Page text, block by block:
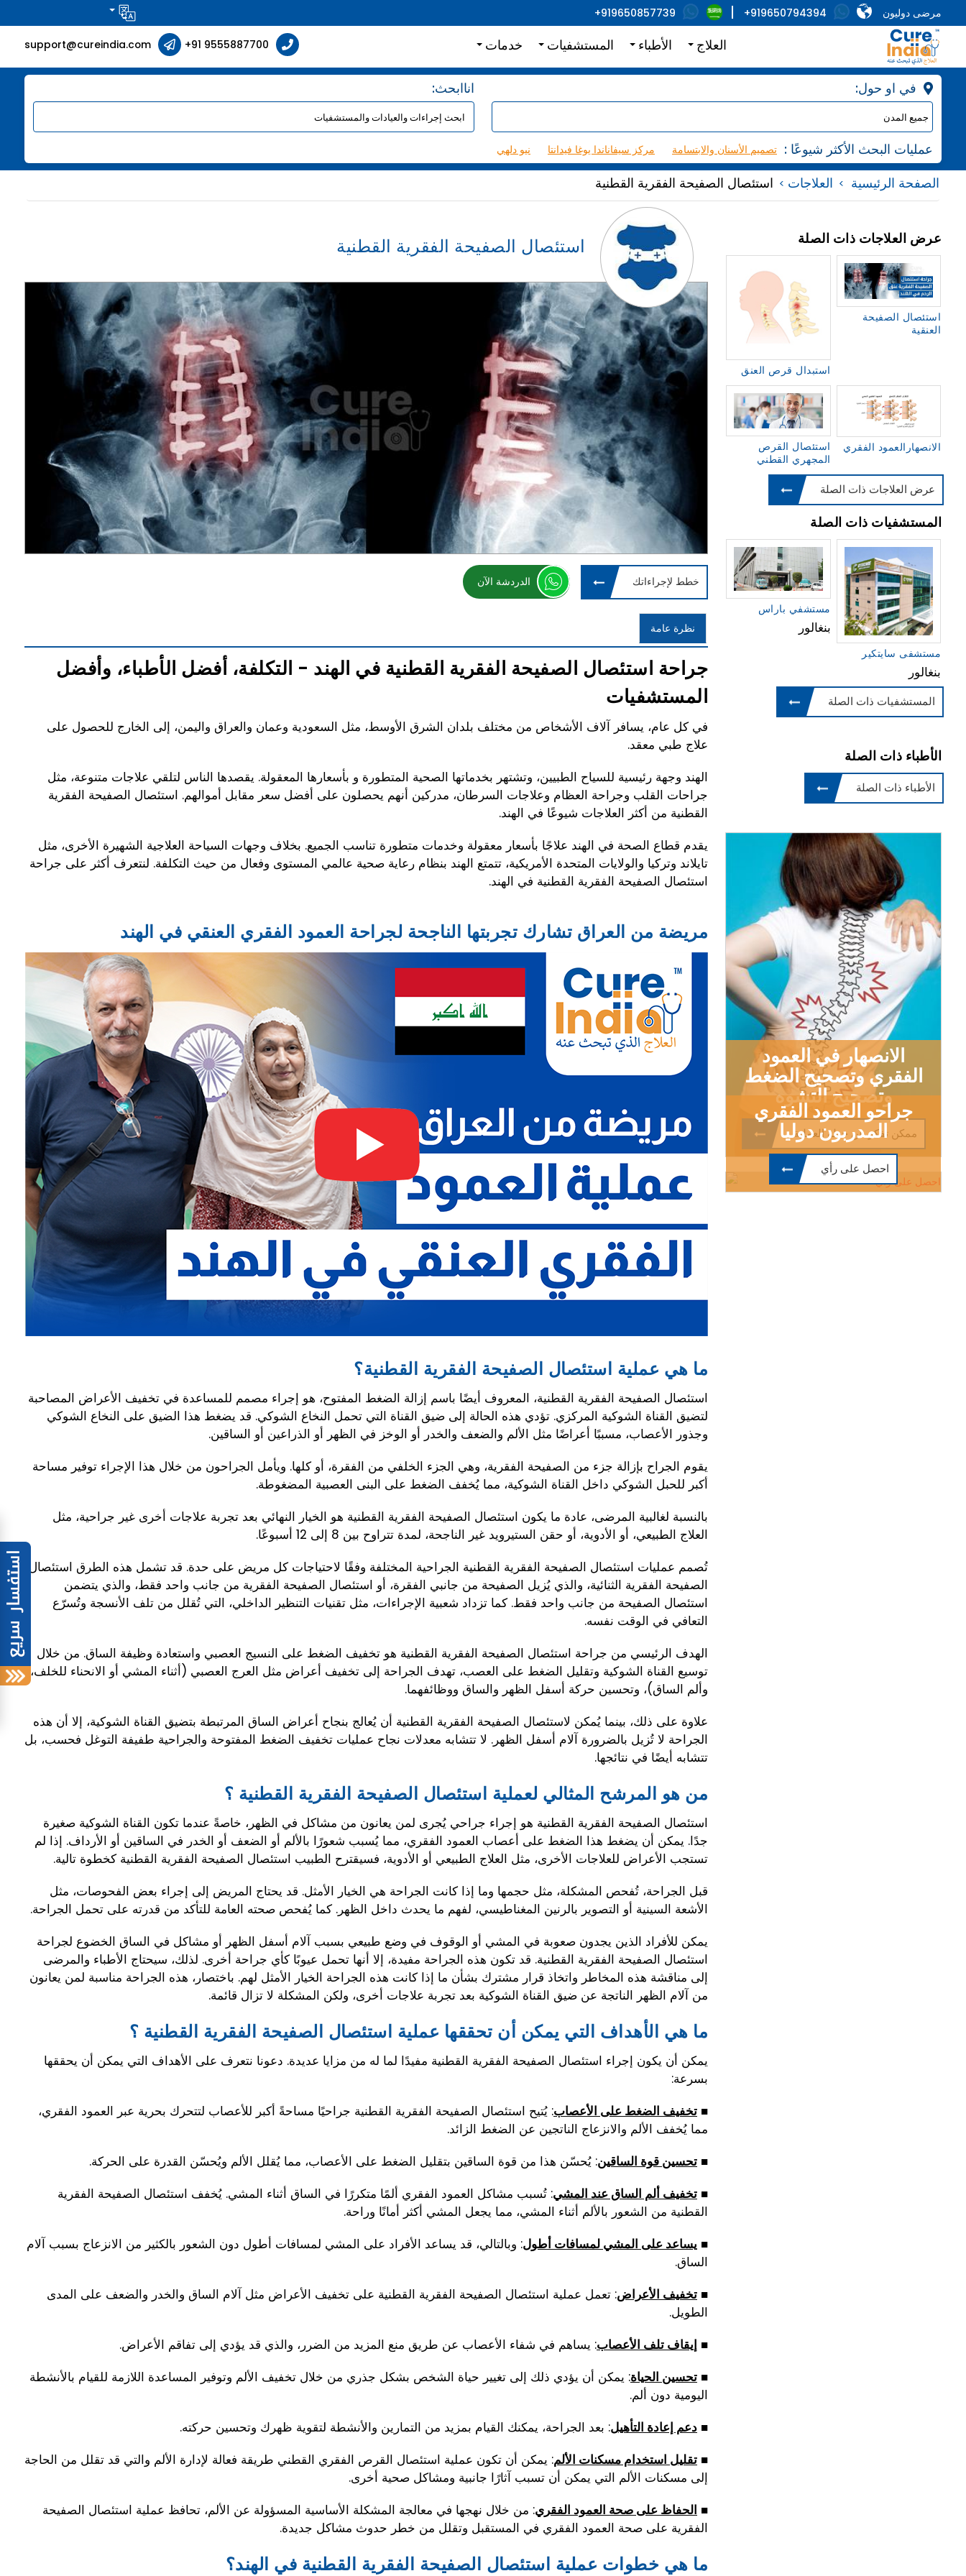
مرضى دوليون +919650794394
+919650857739
العلاج الأطباء المستشفيات خدمات support@cureindia.com +91 9555887700
:اناابحث
: عمليات البحث الأكثر شيوعًا نيو دلهي مركز سيفاناندا يوغا فيدانتا تصميم الأسنان والابتسامة
الصفحة الرئيسية العلاجات استئصال الصفيحة الفقرية القطنية
استئصال الصفيحة الفقرية القطنية
خطط لإجراءاتك الدردشة الآن
نظرة عامة
جراحة استئصال الصفيحة الفقرية القطنية في الهند - التكلفة، أفضل الأطباء، وأفضل
المستشفيات
في كل عام، يسافر آلاف الأشخاص من مختلف بلدان الشرق الأوسط، مثل السعودية وعمان والعراق واليمن، إلى الخارج للحصول على
علاج طبي معقد.
الهند وجهة رئيسية للسياح الطبيين، وتشتهر بخدماتها الصحية المتطورة و بأسعارها المعقولة. يقصدها الناس لتلقي علاجات متنوعة، مثل
جراحات القلب وجراحة العظام وعلاجات السرطان، مدركين أنهم يحصلون على أفضل سعر مقابل أموالهم. استئصال الصفيحة الفقرية
القطنية من أكثر العلاجات شيوعًا في الهند.
يقدم قطاع الصحة في الهند علاجًا بأسعار معقولة وخدمات متطورة تناسب الجميع. بخلاف وجهات السياحة العلاجية الشهيرة الأخرى، مثل
تايلاند وتركيا والولايات المتحدة الأمريكية، تتمتع الهند بنظام رعاية صحية عالمي المستوى وفعال من حيث التكلفة. لنتعرف أكثر على جراحة
استئصال الصفيحة الفقرية القطنية في الهند.
مريضة من العراق تشارك تجربتها الناجحة لجراحة العمود الفقري العنقي في الهند
ما هي عملية استئصال الصفيحة الفقرية القطنية؟
استئصال الصفيحة الفقرية القطنية، المعروف أيضًا باسم إزالة الضغط المفتوح، هو إجراء مصمم للمساعدة في تخفيف الأعراض المصاحبة
لتضيق القناة الشوكية المركزي. تؤدي هذه الحالة إلى ضيق القناة التي تحمل النخاع الشوكي. قد يضغط هذا الضيق على النخاع الشوكي
وجذور الأعصاب، مسببًا أعراضًا مثل الألم والضعف والخدر أو الوخز في الظهر أو الذراعين أو الساقين.
يقوم الجراح بإزالة جزء من الصفيحة الفقرية، وهي الجزء الخلفي من الفقرة، أو كلها. ويأمل الجراحون من خلال هذا الإجراء توفير مساحة
أكبر للحبل الشوكي داخل القناة الشوكية، مما يُخفف الضغط على البنى العصبية المضغوطة.
بالنسبة لغالبية المرضى، عادة ما يكون استئصال الصفيحة الفقرية القطنية هو الخيار النهائي بعد تجربة علاجات أخرى غير جراحية، مثل
العلاج الطبيعي، أو الأدوية، أو حقن الستيرويد غير الناجحة، لمدة تتراوح بين 8 إلى 12 أسبوعًا.
تُصمم عمليات استئصال الصفيحة الفقرية القطنية الجراحية المختلفة وفقًا لاحتياجات كل مريض على حدة. قد تشمل هذه الطرق استئصال
الصفيحة الفقرية الثنائية، والذي يُزيل الصفيحة من جانبي الفقرة، أو استئصال الصفيحة الفقرية من جانب واحد فقط، والذي يتضمن
استئصال الصفيحة من جانب واحد فقط. كما تزداد شعبية الإجراءات، مثل تقنيات التنظير الداخلي، التي تُقلل من تلف الأنسجة وتُسرّع
التعافي في الوقت نفسه.
الهدف الرئيسي من جراحة استئصال الصفيحة الفقرية القطنية هو تخفيف الضغط على النسيج العصبي واستعادة وظيفة الساق. من خلال
توسيع القناة الشوكية وتقليل الضغط على العصب، تهدف الجراحة إلى تخفيف أعراض مثل العرج العصبي (أثناء المشي أو الانحناء للخلف،
وألم الساق)، وتحسين حركة أسفل الظهر والساق ووظائفهما.
علاوة على ذلك، بينما يُمكن لاستئصال الصفيحة الفقرية القطنية أن يُعالج بنجاح أعراض الساق المرتبطة بتضيق القناة الشوكية، إلا أن هذه
الجراحة لا تُزيل بالضرورة آلام أسفل الظهر. لا تتشابه معدلات نجاح عمليات تخفيف الضغط المفتوحة والجراحية طفيفة التوغل فحسب، بل
تتشابه أيضًا في نتائجها.
من هو المرشح المثالي لعملية استئصال الصفيحة الفقرية القطنية ؟
استئصال الصفيحة الفقرية القطنية هو إجراء جراحي يُجرى لمن يعانون من مشاكل في الظهر، خاصةً عندما تكون القناة الشوكية صغيرة
جدًا. يمكن أن يضغط هذا الضغط على أعصاب العمود الفقري، مما يُسبب شعورًا بالألم أو الضعف أو الخدر في الساقين أو الأرداف. إذا لم
تستجب الأعراض للعلاجات الأخرى، مثل العلاج الطبيعي أو الأدوية، فسيقترح الطبيب استئصال الصفيحة الفقرية القطنية كخطوة تالية.
قبل الجراحة، تُفحص المشكلة، مثل حجمها وما إذا كانت الجراحة هي الخيار الأمثل. قد يحتاج المريض إلى إجراء بعض الفحوصات، مثل
الأشعة السينية أو التصوير بالرنين المغناطيسي، لفهم ما يحدث داخل الظهر. كما يُفحص صحته العامة للتأكد من قدرته على تحمل الجراحة.
يمكن للأفراد الذين يجدون صعوبة في المشي أو الوقوف في وضع طبيعي بسبب آلام أسفل الظهر أو مشاكل في الساق الخضوع لجراحة
استئصال الصفيحة الفقرية القطنية. قد تكون هذه الجراحة مفيدة، إلا أنها تحمل عيوبًا كأي جراحة أخرى. لذلك، سيحتاج الأطباء والمرضى
إلى مناقشة هذه المخاطر واتخاذ قرار مشترك بشأن ما إذا كانت هذه الجراحة الخيار الأمثل لهم. باختصار، هذه الجراحة مناسبة لمن يعانون
من آلام الظهر الناتجة عن ضيق القناة الشوكية بعد تجربة علاجات أخرى، ولكن المشكلة لا تزال قائمة.
ما هي الأهداف التي يمكن أن تحققها عملية استئصال الصفيحة الفقرية القطنية ؟
يمكن أن يكون إجراء استئصال الصفيحة الفقرية القطنية مفيدًا لما له من مزايا عديدة. دعونا نتعرف على الأهداف التي يمكن أن يحققها
بسرعة:
■ تخفيف الضغط على الأعصاب: يُتيح استئصال الصفيحة الفقرية القطنية جراحيًا مساحةً أكبر للأعصاب لتتحرك بحرية عبر العمود الفقري،
مما يُخفف الألم والانزعاج الناتجين عن الضغط الزائد.
■ تحسين قوة الساقين: يُحسّن هذا من قوة الساقين بتقليل الضغط على الأعصاب، مما يُقلل الألم ويُحسّن القدرة على الحركة.
■ تخفيف ألم الساق عند المشي: تُسبب مشاكل العمود الفقري ألمًا متكررًا في الساق أثناء المشي. يُخفف استئصال الصفيحة الفقرية
القطنية من الشعور بالألم أثناء المشي، مما يجعل المشي أكثر أمانًا وراحة.
■ يساعد على المشي لمسافات أطول: وبالتالي، قد يساعد الأفراد على المشي لمسافات أطول دون الشعور بالكثير من الانزعاج بسبب آلام
الساق.
■ تخفيف الأعراض: تعمل عملية استئصال الصفيحة الفقرية القطنية على تخفيف الأعراض مثل آلام الساق والخدر والضعف على المدى
الطويل.
■ إيقاف تلف الأعصاب: يساهم في شفاء الأعصاب عن طريق منع المزيد من الضرر، والذي قد يؤدي إلى تفاقم الأعراض.
■ تحسين الحياة: يمكن أن يؤدي ذلك إلى تغيير حياة الشخص بشكل جذري من خلال تخفيف الألم وتوفير المساعدة اللازمة للقيام بالأنشطة
اليومية دون ألم.
■ دعم إعادة التأهيل: بعد الجراحة، يمكنك القيام بمزيد من التمارين والأنشطة لتقوية ظهرك وتحسين حركته.
■ تقليل استخدام مسكنات الألم: يمكن أن تكون عملية استئصال القرص الفقري القطني طريقة فعالة لإدارة الألم والتي قد تقلل من الحاجة
إلى مسكنات الألم التي يمكن أن تسبب آثارًا جانبية ومشاكل صحية أخرى.
■ الحفاظ على صحة العمود الفقري: من خلال نهجها في معالجة المشكلة الأساسية المسؤولة عن الألم، تحافظ عملية استئصال الصفيحة
الفقرية على صحة العمود الفقري في المستقبل وتقلل من خطر حدوث مشاكل جديدة.
ما هي خطوات عملية استئصال الصفيحة الفقرية القطنية في الهند؟
عرض العلاجات ذات الصلة
استبدال قرص العنق
استئصال الصفيحة
العنقية
استئصال القرص
المجهري القطني
الانصهارالعمود الفقري
عرض العلاجات ذات الصلة
المستشفيات ذات الصلة
مستشفي باراس
بنغالور
مستشفى سايتكير
بنغالور
المستشفيات ذات الصلة
الأطباء ذات الصلة
الأطباء ذات الصلة
الانصهار في العمود
الفقري وتصحيح الضغط
وتصحيح التشوه
جراحو العمود الفقري
المدربون دوليا
احصل على رأي